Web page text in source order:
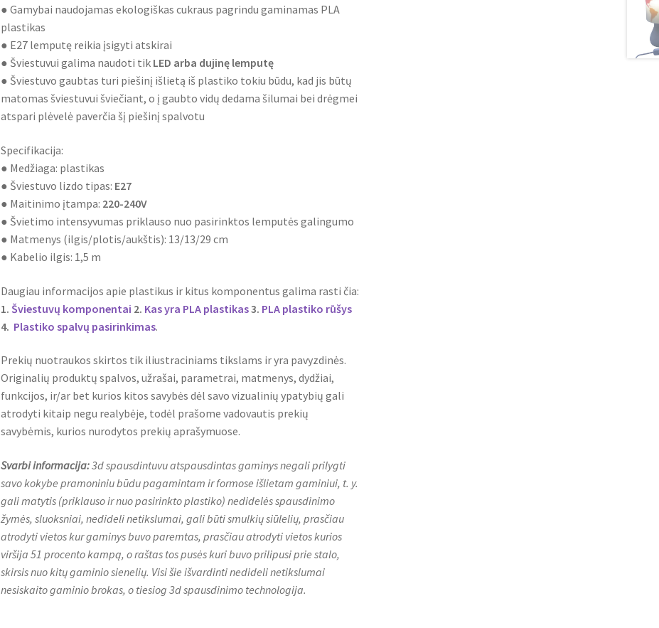
● Gamybai naudojamas ekologiškas cukraus pagrindu gaminamas PLA
plastikas
● E27 lemputę reikia įsigyti atskirai
● Šviestuvui galima naudoti tik LED arba dujinę lemputę
● Šviestuvo gaubtas turi piešinį išlietą iš plastiko tokiu būdu, kad jis būtų
matomas šviestuvui šviečiant, o į gaubto vidų dedama šilumai bei drėgmei
atspari plėvelė paverčia šį piešinį spalvotu
Specifikacija:
● Medžiaga: plastikas
● Šviestuvo lizdo tipas: E27
● Maitinimo įtampa: 220-240V
● Švietimo intensyvumas priklauso nuo pasirinktos lemputės galingumo
● Matmenys (ilgis/plotis/aukštis): 13/13/29 cm
● Kabelio ilgis: 1,5 m
Daugiau informacijos apie plastikus ir kitus komponentus galima rasti čia:
1. Šviestuvų komponentai 2. Kas yra PLA plastikas3. PLA plastiko rūšys
4. Plastiko spalvų pasirinkimas.
Prekių nuotraukos skirtos tik iliustraciniams tikslams ir yra pavyzdinės.
Originalių produktų spalvos, užrašai, parametrai, matmenys, dydžiai,
funkcijos, ir/ar bet kurios kitos savybės dėl savo vizualinių ypatybių gali
atrodyti kitaip negu realybėje, todėl prašome vadovautis prekių
savybėmis, kurios nurodytos prekių aprašymuose.
Svarbi informacija:3d spausdintuvu atspausdintas gaminys negali prilygti
savo kokybe pramoniniu būdu pagamintam ir formose išlietam gaminiui, t. y.
gali matytis (priklauso ir nuo pasirinkto plastiko) nedidelės spausdinimo
žymės, sluoksniai, nedideli netikslumai, gali būti smulkių siūlelių, prasčiau
atrodyti vietos kur gaminys buvo paremtas, prasčiau atrodyti vietos kurios
viršija 51 procento kampą, o raštas tos pusės kuri buvo prilipusi prie stalo,
skirsis nuo kitų gaminio sienelių. Visi šie išvardinti nedideli netikslumai
nesiskaito gaminio brokas, o tiesiog 3d spausdinimo technologija.